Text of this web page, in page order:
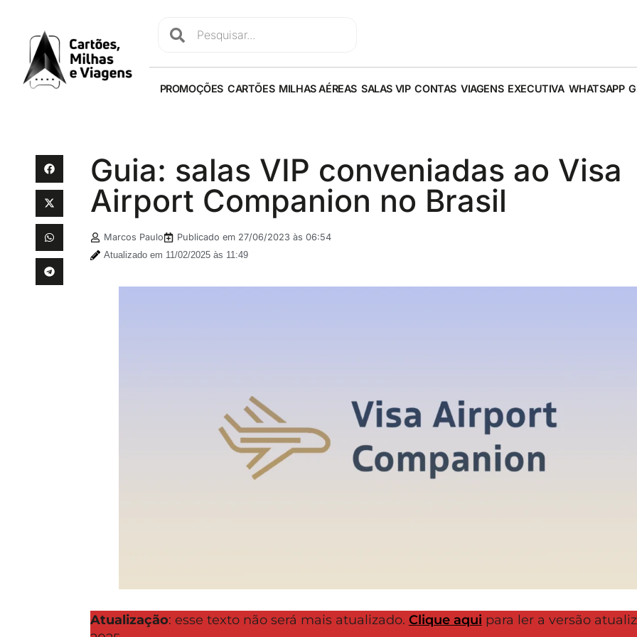
PROMOÇÕES CARTÕES MILHAS AÉREAS SALAS VIP CONTAS VIAGENS EXECUTIVA WHATSAPP
Guia: salas VIP conveniadas ao Visa
Airport Companion no Brasil
Marcos Paulo Publicado em 27/06/2023 às 06:54
Atualizado em 11/02/2025 às 11:49
Atualização: esse texto não será mais atualizado. Clique aqui para ler a versão